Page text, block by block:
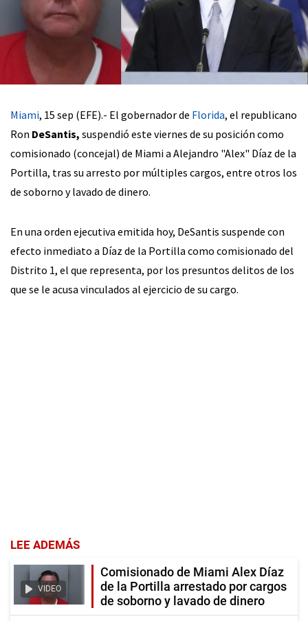
Miami, 15 sep (EFE).- El gobernador de Florida, el republicano
Ron DeSantis, suspendió este viernes de su posición como
comisionado (concejal) de Miami a Alejandro "Alex" Díaz de la
Portilla, tras su arresto por múltiples cargos, entre otros los
de soborno y lavado de dinero.
En una orden ejecutiva emitida hoy, DeSantis suspende con
efecto inmediato a Díaz de la Portilla como comisionado del
Distrito 1, el que representa, por los presuntos delitos de los
que se le acusa vinculados al ejercicio de su cargo.
LEE ADEMÁS
VIDEO
Comisionado de Miami Alex Díaz
de la Portilla arrestado por cargos
de soborno y lavado de dinero